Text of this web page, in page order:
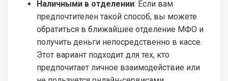
Наличными в отделении: Если вам
предпочтителен такой способ, вы можете
обратиться в ближайшее отделение МФО и
получить деньги непосредственно в кассе.
Этот вариант подходит для тех, кто
предпочитает личное взаимодействие или